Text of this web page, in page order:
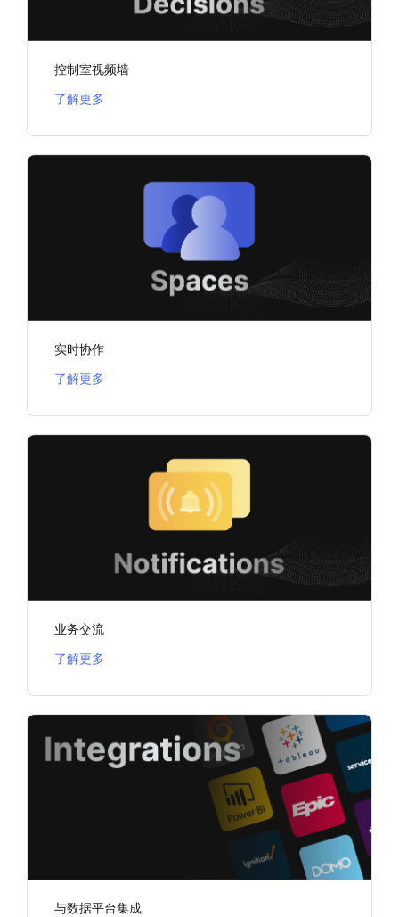
控制室视频墙
了解更多
实时协作
了解更多
业务交流
了解更多
与数据平台集成